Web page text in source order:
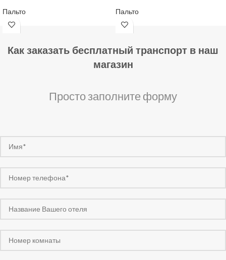
Пальто Пальто
Как заказать бесплатный транспорт в наш
магазин
Просто заполните форму